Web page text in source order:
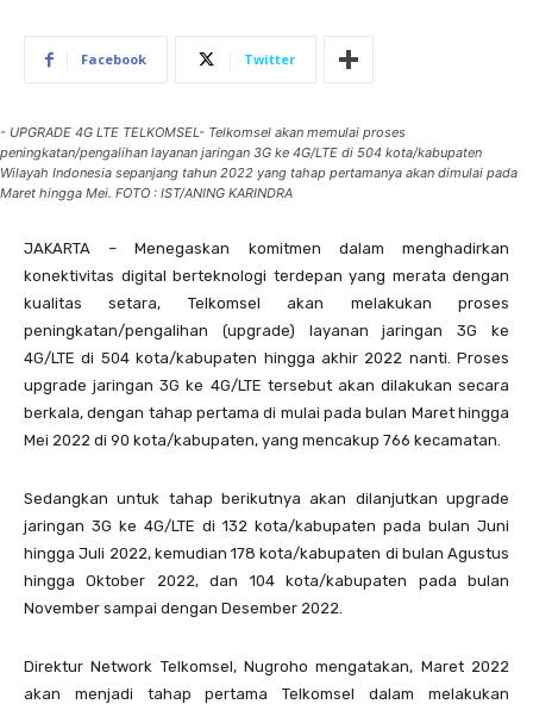
Facebook Twitter
- UPGRADE 4G LTE TELKOMSEL- Telkomsel akan memulai proses
peningkatan/pengalihan layanan jaringan 3G ke 4G/LTE di 504 kota/kabupaten
Wilayah Indonesia sepanjang tahun 2022 yang tahap pertamanya akan dimulai pada
Maret hingga Mei. FOTO : IST/ANING KARINDRA
JAKARTA – Menegaskan komitmen dalam menghadirkan
konektivitas digital berteknologi terdepan yang merata dengan
kualitas setara, Telkomsel akan melakukan proses
peningkatan/pengalihan (upgrade) layanan jaringan 3G ke
4G/LTE di 504 kota/kabupaten hingga akhir 2022 nanti. Proses
upgrade jaringan 3G ke 4G/LTE tersebut akan dilakukan secara
berkala, dengan tahap pertama di mulai pada bulan Maret hingga
Mei 2022 di 90 kota/kabupaten, yang mencakup 766 kecamatan.
Sedangkan untuk tahap berikutnya akan dilanjutkan upgrade
jaringan 3G ke 4G/LTE di 132 kota/kabupaten pada bulan Juni
hingga Juli 2022, kemudian 178 kota/kabupaten di bulan Agustus
hingga Oktober 2022, dan 104 kota/kabupaten pada bulan
November sampai dengan Desember 2022.
Direktur Network Telkomsel, Nugroho mengatakan, Maret 2022
akan menjadi tahap pertama Telkomsel dalam melakukan